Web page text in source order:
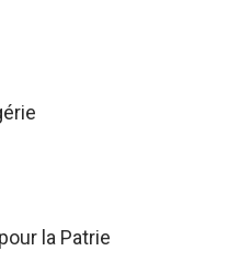
la Patrie